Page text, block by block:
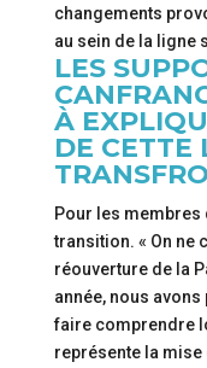
changements
au sein de la ligne
LES
À
DE CETTE
Pour les membres
transition. « On ne
réouverture de la
année, nous
faire comprendre
représente la mise